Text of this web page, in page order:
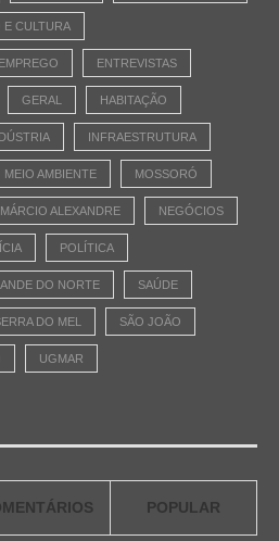
E CULTURA
EMPREGO ENTREVISTAS
GERAL HABITAÇÃO
INFRAESTRUTURA
MEIO AMBIENTE MOSSORÓ
MÁRCIO ALEXANDRE NEGÓCIOS
POLÍTICA
DO NORTE SAÚDE
DO MEL SÃO JOÃO
UGMAR
POPULAR